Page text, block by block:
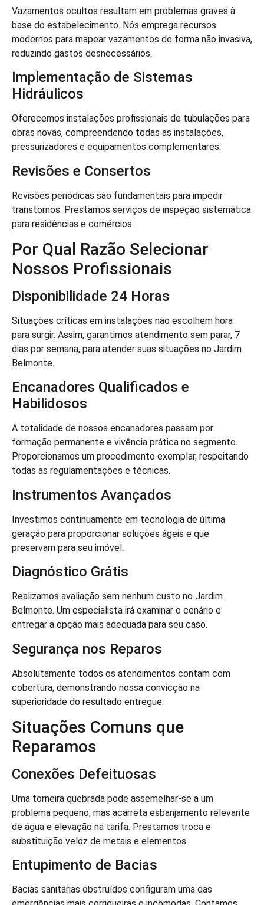
Vazamentos ocultos resultam em problemas graves à
base do estabelecimento. Nós emprega recursos
modernos para mapear vazamentos de forma não invasiva,
reduzindo gastos desnecessários.
Implementação de Sistemas
Hidráulicos
Oferecemos instalações profissionais de tubulações para
obras novas, compreendendo todas as instalações,
pressurizadores e equipamentos complementares.
Revisões e Consertos
Revisões periódicas são fundamentais para impedir
transtornos. Prestamos serviços de inspeção sistemática
para residências e comércios.
Por Qual Razão Selecionar
Nossos Profissionais
Disponibilidade 24 Horas
Situações críticas em instalações não escolhem hora
para surgir. Assim, garantimos atendimento sem parar, 7
dias por semana, para atender suas situações no Jardim
Belmonte.
Encanadores Qualificados e
Habilidosos
A totalidade de nossos encanadores passam por
formação permanente e vivência prática no segmento.
Proporcionamos um procedimento exemplar, respeitando
todas as regulamentações e técnicas.
Instrumentos Avançados
Investimos continuamente em tecnologia de última
geração para proporcionar soluções ágeis e que
preservam para seu imóvel.
Diagnóstico Grátis
Realizamos avaliação sem nenhum custo no Jardim
Belmonte. Um especialista irá examinar o cenário e
entregar a opção mais adequada para seu caso.
Segurança nos Reparos
Absolutamente todos os atendimentos contam com
cobertura, demonstrando nossa convicção na
superioridade do resultado entregue.
Situações Comuns que
Reparamos
Conexões Defeituosas
Uma torneira quebrada pode assemelhar-se a um
problema pequeno, mas acarreta esbanjamento relevante
de água e elevação na tarifa. Prestamos troca e
substituição veloz de metais e elementos.
Entupimento de Bacias
Bacias sanitárias obstruídos configuram uma das